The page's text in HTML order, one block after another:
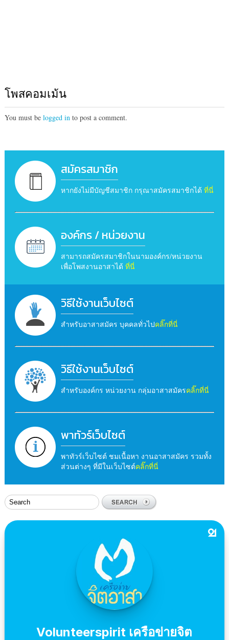
โพสคอมเม้น
You must be logged into post a comment.
สมัครสมาชิก
หากยังไม่มีบัญชีสมาชิก กรุณาสมัครสมาชิกได้ ที่นี่
องค์กร / หน่วยงาน
สามารถสมัครสมาชิกในนามองค์กร/หน่วยงาน
เพื่อโพสงานอาสาได้ ที่นี่
วิธีใช้งานเว็บไซต์
สำหรับอาสาสมัคร บุคคลทั่วไปคลิ๊กที่นี่
วิธีใช้งานเว็บไซต์
สำหรับองค์กร หน่วยงาน กลุ่มอาสาสมัครคลิ๊กที่นี่
พาทัวร์เว็บไซต์
พาทัวร์เว็บไซต์ ชมเนื้อหา งานอาสาสมัคร รวมทั้ง
ส่วนต่างๆ ที่มีในเว็บไซต์คลิ๊กที่นี่